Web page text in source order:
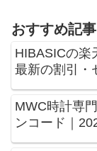
おすすめ記事
HIBASICの楽
最新の割引・
MWC時計専
ンコード｜